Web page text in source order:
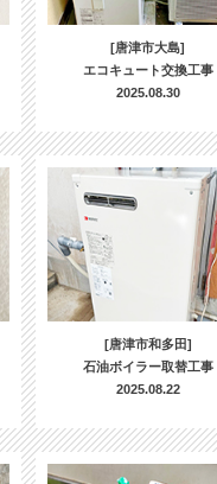
[唐津市大島]
エコキュート交換工事
2025.08.30
[唐津市和多田]
石油ボイラー取替工事
2025.08.22